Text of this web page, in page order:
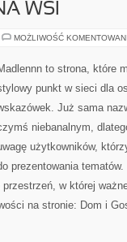
WSI
MOŻLIWOŚĆ
to strona, które
punkt w sieci dla
Już sama
niebanalnym,
użytkowników,
prezentowania
w której
na stronie: Dom i